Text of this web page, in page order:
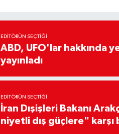
EDITÖRÜN SEÇTIĞI
ABD, UFO'lar hakkında
yayınladı
EDITÖRÜN SEÇTIĞI
İran Dışişleri Bakanı
niyetli dış güçlere" karşı